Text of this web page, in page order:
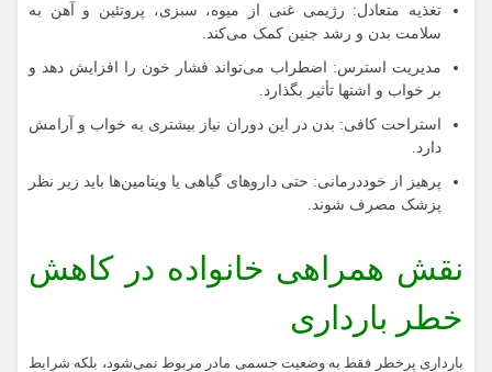
تغذیه‌ متعادل: رژیمی غنی از میوه، سبزی، پروتئین و آهن به
سلامت بدن و رشد جنین کمک می‌کند.
مدیریت استرس: اضطراب می‌تواند فشار خون را افزایش دهد و
بر خواب و اشتها تأثیر بگذارد.
استراحت کافی: بدن در این دوران نیاز بیشتری به خواب و آرامش
دارد.
پرهیز از خوددرمانی: حتی داروهای گیاهی یا ویتامین‌ها باید زیر نظر
پزشک مصرف شوند.
نقش همراهی خانواده در کاهش
خطر بارداری
بارداری پرخطر فقط به وضعیت جسمی مادر مربوط نمی‌شود، بلکه شرایط